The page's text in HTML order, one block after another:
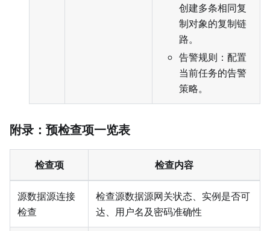
创建多条相同复
制对象的复制链
路。
告警规则：配置
当前任务的告警
策略。
附录：预检查项一览表
检查项 检查内容
源数据源连接
检查
检查源数据源网关状态、实例是否可
达、用户名及密码准确性